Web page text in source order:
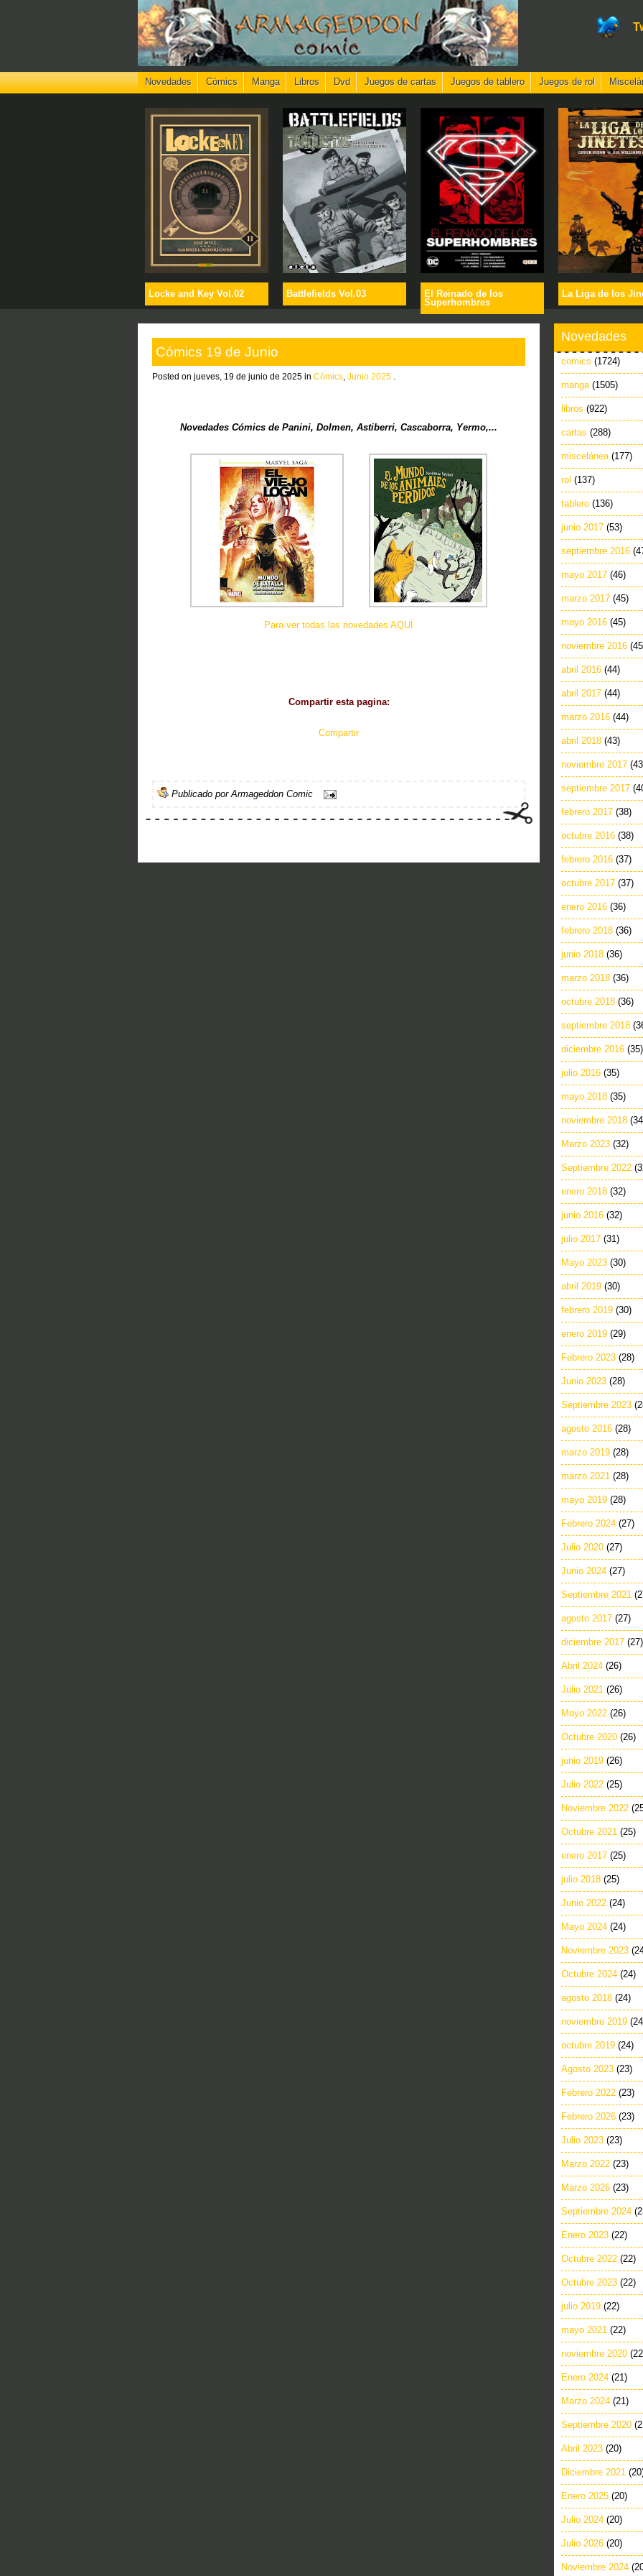
Novedades Cómics Manga Libros Dvd Juegos de cartas Juegos de tablero Juegos de rol
Locke and Key Vol.02 Battlefields Vol.03
El Reinado de los
Superhombres
La Liga de los
Cómics 19 de Junio
Posted on jueves, 19 de junio de 2025 in Cómics Junio 2025
Novedades Cómics de Panini, Dolmen, Astiberri, Cascaborra, Yermo,...
Para ver todas las novedades AQUÍ
Compartir esta pagina:
Compartir
Publicado porArmageddon Comic
Novedades
comics (1724)
manga (1505)
libros (922)
cartas (288)
miscelánea (177)
rol (137)
tablero (136)
junio 2017 (53)
septiembre 2016
mayo 2017 (46)
marzo 2017 (45)
mayo 2016 (45)
noviembre 2016
abril 2016 (44)
abril 2017 (44)
marzo 2016 (44)
abril 2018 (43)
noviembre 2017
septiembre 2017
febrero 2017 (38)
octubre 2016 (38)
febrero 2016 (37)
octubre 2017 (37)
enero 2016 (36)
febrero 2018 (36)
junio 2018 (36)
marzo 2018 (36)
octubre 2018 (36)
septiembre 2018
diciembre 2016 (35)
julio 2016 (35)
mayo 2018 (35)
noviembre 2018
Marzo 2023 (32)
Septiembre 2022
enero 2018 (32)
junio 2016 (32)
julio 2017 (31)
Mayo 2023 (30)
abril 2019 (30)
febrero 2019 (30)
enero 2019 (29)
Febrero 2023 (28)
Junio 2023 (28)
Septiembre 2023
agosto 2016 (28)
marzo 2019 (28)
marzo 2021 (28)
mayo 2019 (28)
Febrero 2024 (27)
Julio 2020 (27)
Junio 2024 (27)
Septiembre 2021
agosto 2017 (27)
diciembre 2017 (27)
Abril 2024 (26)
Julio 2021 (26)
Mayo 2022 (26)
Octubre 2020 (26)
junio 2019 (26)
Julio 2022 (25)
Noviembre 2022
Octubre 2021 (25)
enero 2017 (25)
julio 2018 (25)
Junio 2022 (24)
Mayo 2024 (24)
Noviembre 2023
Octubre 2024 (24)
agosto 2018 (24)
noviembre 2019
octubre 2019 (24)
Agosto 2023 (23)
Febrero 2022 (23)
Febrero 2026 (23)
Julio 2023 (23)
Marzo 2022 (23)
Marzo 2026 (23)
Septiembre 2024
Enero 2023 (22)
Octubre 2022 (22)
Octubre 2023 (22)
julio 2019 (22)
mayo 2021 (22)
noviembre 2020
Enero 2024 (21)
Marzo 2024 (21)
Septiembre 2020
Abril 2023 (20)
Diciembre 2021
Enero 2025 (20)
Julio 2024 (20)
Julio 2026 (20)
Noviembre 2024